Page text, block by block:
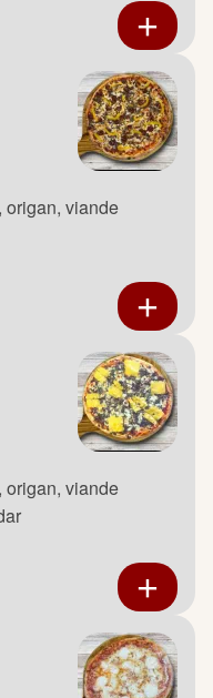
origan, viande
origan, viande